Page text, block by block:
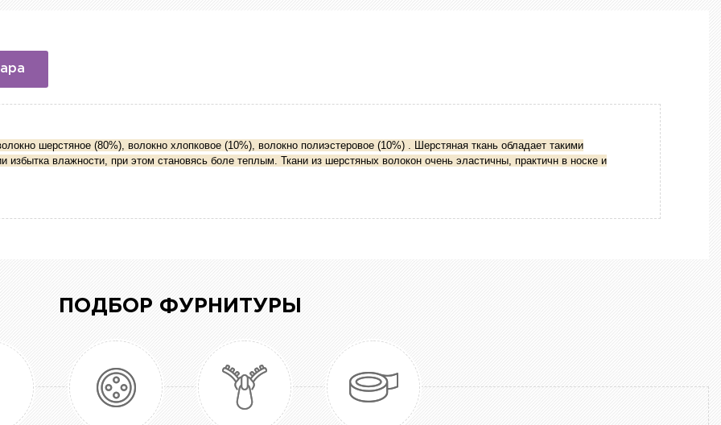
шерстяное (80%), волокно хлопковое (10%), волокно полиэстеровое (10%) . Шерстяная ткань обладает такими
избытка влажности, при этом становясь боле теплым. Ткани из шерстяных волокон очень эластичны, практичн в носке и
ПОДБОР ФУРНИТУРЫ